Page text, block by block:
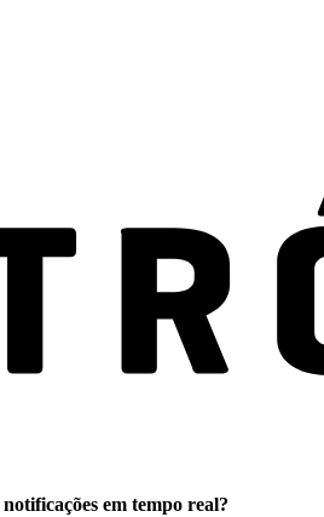
notificações em tempo real?